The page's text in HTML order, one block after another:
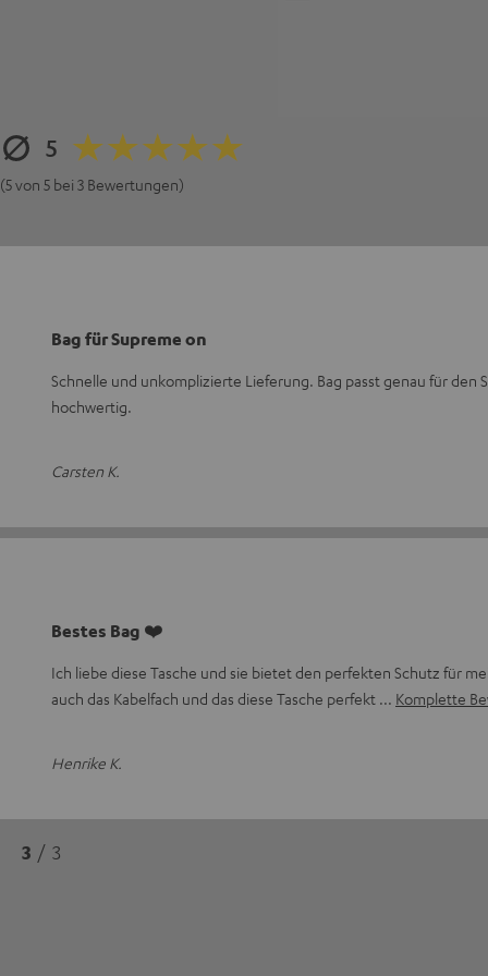
5
(5 von 5 bei 3 Bewertungen)
Bag für Supreme on
Schnelle und unkomplizierte Lieferung. Bag passt genau für den
hochwertig.
Carsten K.
Bestes Bag ❤️
Ich liebe diese Tasche und sie bietet den perfekten Schutz für
auch das Kabelfach und das diese Tasche perfekt
Komplette
Henrike K.
3 / 3